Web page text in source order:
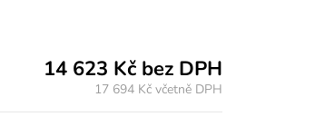
17 694 Kč včetně DPH
14 623 Kč bez DPH